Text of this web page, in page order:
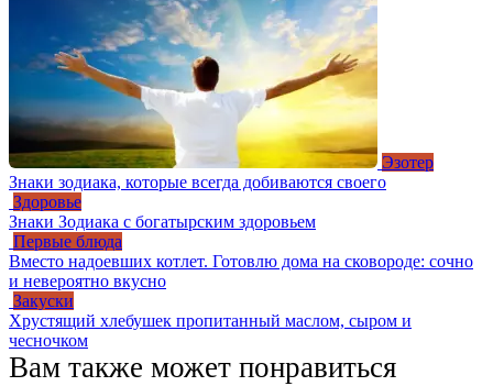
Эзотер
Знаки зодиака, которые всегда добиваются своего
Здоровье
Знаки Зодиака с богатырским здоровьем
Первые блюда
Вместо надоевших котлет. Готовлю дома на сковороде: сочно
и невероятно вкусно
Закуски
Хрустящий хлебушек пропитанный маслом, сыром и
чесночком
Вам также может понравиться